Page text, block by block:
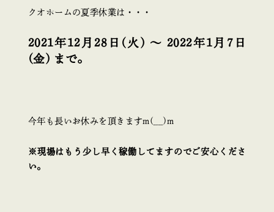
クオホームの夏季休業は・・・
2021年12月28日(火) ～ 2022年1月7日
(金) まで。
今年も長いお休みを頂きますm(__)m
※現場はもう少し早く稼働してますのでご安心くださ
い。